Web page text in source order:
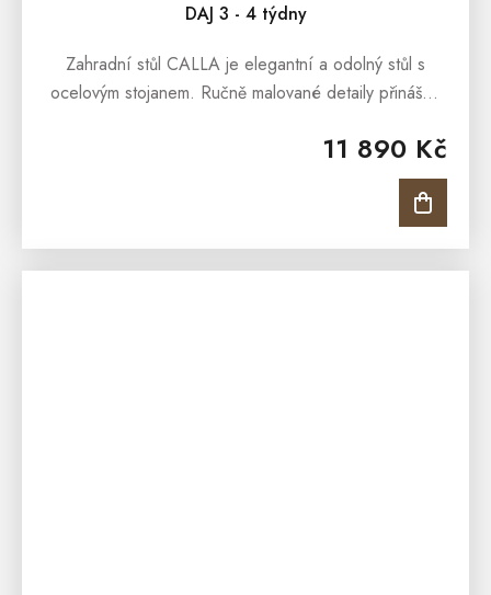
DAJ 3 - 4 týdny
11 890 Kč
Zahradní stůl CALLA je elegantní a odolný stůl s
ocelovým stojanem. Ručně malované detaily přinášejí
odolnou proti povětrnostním...